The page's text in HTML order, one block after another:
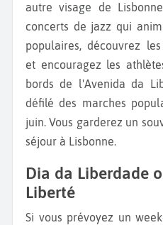
autre visage de
concerts de jazz qui
populaires, découvrez
et encouragez les
bords de l'Avenida da
défilé des marches
juin. Vous garderez un
séjour à Lisbonne.
Dia da Liberdade ou Fête de la
Liberté
Si vous prévoyez un week-end à Lisbonne au mois